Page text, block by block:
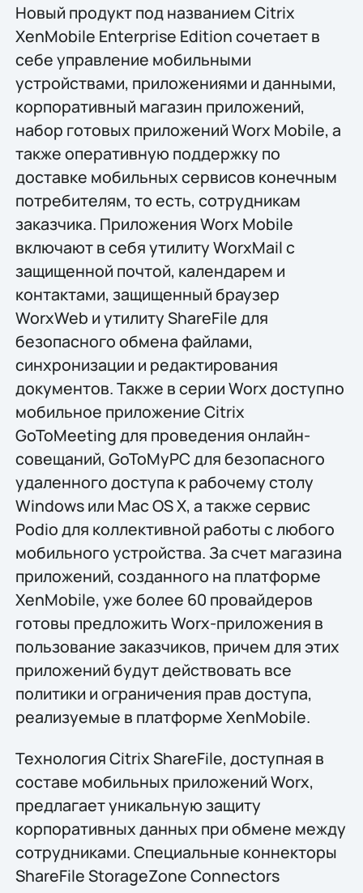
Новый продукт под названием Citrix
XenMobile Enterprise Edition сочетает в
себе управление мобильными
устройствами, приложениями и данными,
корпоративный магазин приложений,
набор готовых приложений Worx Mobile, а
также оперативную поддержку по
доставке мобильных сервисов конечным
потребителям, то есть, сотрудникам
заказчика. Приложения Worx Mobile
включают в себя утилиту WorxMail с
защищенной почтой, календарем и
контактами, защищенный браузер
WorxWeb и утилиту ShareFile для
безопасного обмена файлами,
синхронизации и редактирования
документов. Также в серии Worx доступно
мобильное приложение Citrix
GoToMeeting для проведения онлайн-
совещаний, GoToMyPC для безопасного
удаленного доступа к рабочему столу
Windows или Mac OS X, а также сервис
Podio для коллективной работы с любого
мобильного устройства. За счет магазина
приложений, созданного на платформе
XenMobile, уже более 60 провайдеров
готовы предложить Worx-приложения в
пользование заказчиков, причем для этих
приложений будут действовать все
политики и ограничения прав доступа,
реализуемые в платформе XenMobile.
Технология Citrix ShareFile, доступная в
составе мобильных приложений Worx,
предлагает уникальную защиту
корпоративных данных при обмене между
сотрудниками. Специальные коннекторы
ShareFile StorageZone Connectors